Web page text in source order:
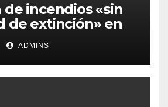
de incendios «sin
de extinción» en
de Madrid
la
nacional
ADMINS